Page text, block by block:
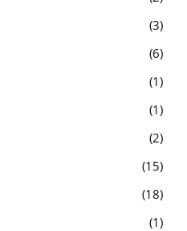
3
6
1
1
2
15
18
1